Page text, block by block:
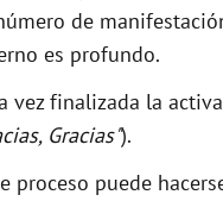
de
es profundo.
vez finalizada la
Gracias").
proceso puede